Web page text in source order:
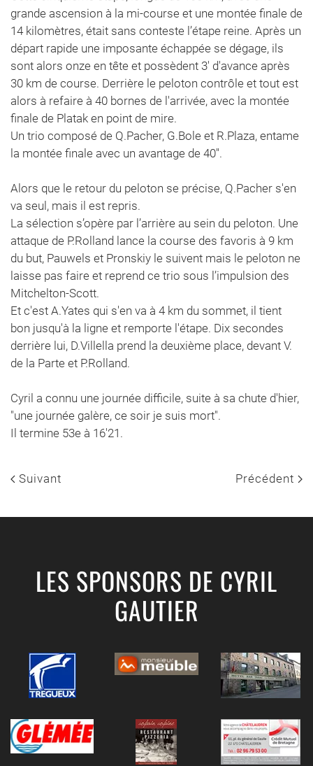
grande ascension à la mi-course et une montée finale de
14 kilomètres, était sans conteste l’étape reine. Après un
départ rapide une imposante échappée se dégage, ils
sont alors onze en tête et possèdent 3' d'avance après
30 km de course. Derrière le peloton contrôle et tout est
alors à refaire à 40 bornes de l'arrivée, avec la montée
finale de Platak en point de mire.
Un trio composé de Q.Pacher, G.Bole et R.Plaza, entame
la montée finale avec un avantage de 40''.
Alors que le retour du peloton se précise, Q.Pacher s'en
va seul, mais il est repris.
La sélection s’opère par l’arrière au sein du peloton. Une
attaque de P.Rolland lance la course des favoris à 9 km
du but, Pauwels et Pronskiy le suivent mais le peloton ne
laisse pas faire et reprend ce trio sous l’impulsion des
Mitchelton-Scott.
Et c'est A.Yates qui s'en va à 4 km du sommet, il tient
bon jusqu'à la ligne et remporte l'étape. Dix secondes
derrière lui, D.Villella prend la deuxième place, devant V.
de la Parte et P.Rolland.
Cyril a connu une journée difficile, suite à sa chute d'hier,
"une journée galère, ce soir je suis mort".
Il termine 53e à 16'21.
Suivant Précédent
LES SPONSORS DE CYRIL
GAUTIER